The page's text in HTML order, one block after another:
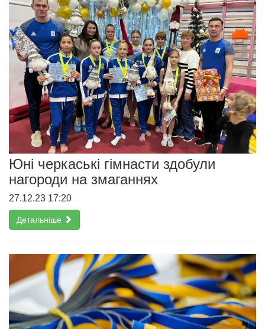
Юні черкаські гімнасти здобули
нагороди на змаганнях
27.12.23 17:20
Детальніше